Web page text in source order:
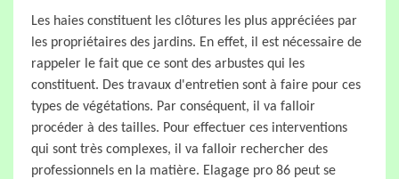
Les haies constituent les clôtures les plus appréciées par
les propriétaires des jardins. En effet, il est nécessaire de
rappeler le fait que ce sont des arbustes qui les
constituent. Des travaux d'entretien sont à faire pour ces
types de végétations. Par conséquent, il va falloir
procéder à des tailles. Pour effectuer ces interventions
qui sont très complexes, il va falloir rechercher des
professionnels en la matière. Elagage pro 86 peut se